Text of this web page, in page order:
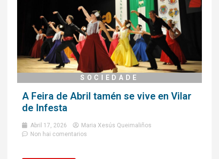
SOCIEDADE
A Feira de Abril tamén se vive en Vilar
de Infesta
Abril 17, 2026
Maria Xesús Queimaliños
Non hai comentarios